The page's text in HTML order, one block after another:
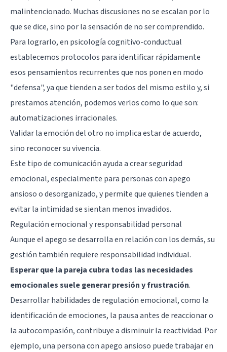
malintencionado. Muchas discusiones no se escalan por lo
que se dice, sino por la sensación de no ser comprendido.
Para lograrlo, en psicología cognitivo-conductual
establecemos protocolos para identificar rápidamente
esos pensamientos recurrentes que nos ponen en modo
"defensa", ya que tienden a ser todos del mismo estilo y, si
prestamos atención, podemos verlos como lo que son:
automatizaciones irracionales.
Validar la emoción del otro no implica estar de acuerdo,
sino reconocer su vivencia.
Este tipo de comunicación ayuda a crear seguridad
emocional, especialmente para personas con apego
ansioso o desorganizado, y permite que quienes tienden a
evitar la intimidad se sientan menos invadidos.
Regulación emocional y responsabilidad personal
Aunque el apego se desarrolla en relación con los demás, su
gestión también requiere responsabilidad individual.
Esperar que la pareja cubra todas las necesidades
emocionales suele generar presión y frustración.
Desarrollar habilidades de regulación emocional, como la
identificación de emociones, la pausa antes de reaccionar o
la autocompasión, contribuye a disminuir la reactividad. Por
ejemplo, una persona con apego ansioso puede trabajar en